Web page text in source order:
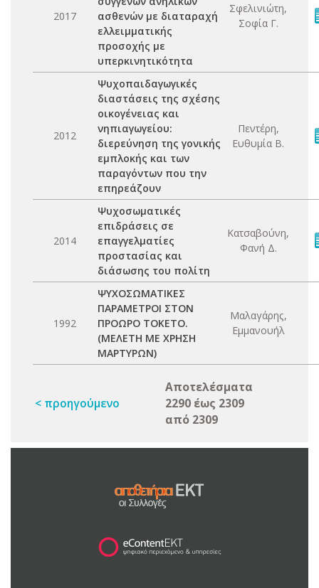
2017
ασθενών με διαταραχή
ελλειμματικής
προσοχής με
υπερκινητικότητα
Σφελινιώτη,
Σοφία Γ.
2012
Ψυχοπαιδαγωγικές
διαστάσεις της σχέσης
οικογένειας και
νηπιαγωγείου:
διερεύνηση της γονικής
εμπλοκής και των
παραγόντων που την
επηρεάζουν
Πεντέρη,
Ευθυμία Β.
2014
Ψυχοσωματικές
επιδράσεις σε
επαγγελματίες
προστασίας και
διάσωσης του πολίτη
Κατσαβούνη,
Φανή Δ.
1992
ΨΥΧΟΣΩΜΑΤΙΚΕΣ
ΠΑΡΑΜΕΤΡΟΙ ΣΤΟΝ
ΠΡΟΩΡΟ ΤΟΚΕΤΟ.
(ΜΕΛΕΤΗ ΜΕ ΧΡΗΣΗ
ΜΑΡΤΥΡΩΝ)
Μαλαγάρης,
Εμμανουήλ
< προηγούμενο
Αποτελέσματα
2290 έως 2309
από 2309